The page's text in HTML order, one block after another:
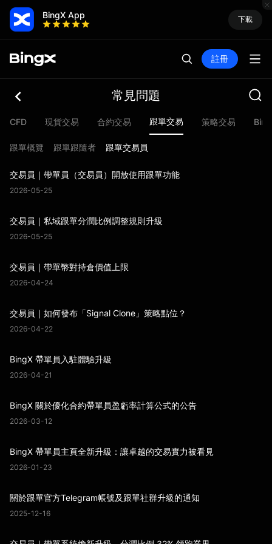
BingX App 下載
註冊
常見問題
CFD 現貨交易 合約交易 跟單交易 策略交易
跟單概覽 跟單跟隨者 跟單交易員
交易員｜帶單員（交易員）開放使用跟單功能
2026-05-25
交易員｜私域跟單分潤比例調整規則升級
2026-05-25
交易員｜帶單幣對持倉價值上限
2026-04-24
交易員｜如何發布「Signal Clone」策略點位？
2026-04-22
BingX 帶單員入駐體驗升級
2026-04-21
BingX 關於優化合約帶單員盈虧率計算公式的公告
2026-03-12
BingX 帶單員主頁全新升級：讓卓越的交易實力被看見
2026-01-23
關於跟單官方Telegram帳號及跟單社群升級的通知
2025-12-16